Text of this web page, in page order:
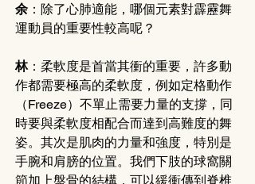
余 ：除了心肺適能，哪個元素對霹靂舞
運動員的重要性較高呢？
林：柔軟度是首當其衝的重要，許多動
作都需要極高的柔軟度，例如定格動作
（Freeze）不單止需要力量的支撐，同
時要與柔軟度相配合而達到高難度的舞
姿。其次是肌肉的力量和強度，特別是
手腕和肩膀的位置。我們下肢的球窩關
節加上盤骨的結構，可以緩衝傳到脊椎